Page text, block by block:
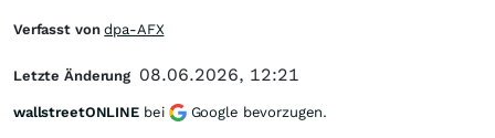
Verfasst vondpa-AFX
Letzte Änderung 08.06.2026, 12:21
wallstreetONLINE bei Google bevorzugen.